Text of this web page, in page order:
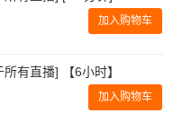
加入购物车
有直播] 【6小时】
加入购物车